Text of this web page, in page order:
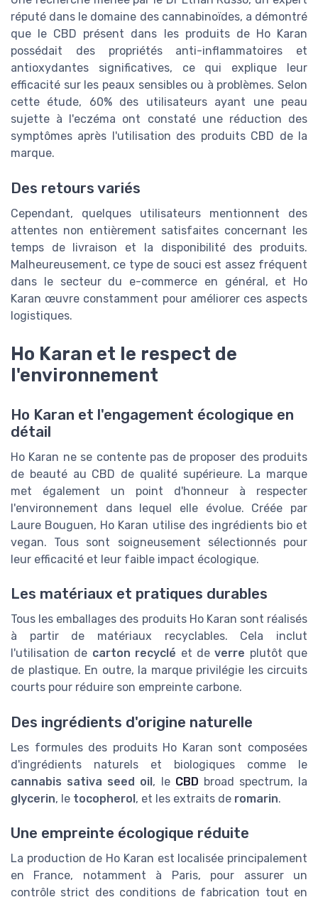
réputé dans le domaine des cannabinoïdes, a démontré
que le CBD présent dans les produits de Ho Karan
possédait des propriétés anti-inflammatoires et
antioxydantes significatives, ce qui explique leur
efficacité sur les peaux sensibles ou à problèmes. Selon
cette étude, 60% des utilisateurs ayant une peau
sujette à l'eczéma ont constaté une réduction des
symptômes après l'utilisation des produits CBD de la
marque.
Des retours variés
Cependant, quelques utilisateurs mentionnent des
attentes non entièrement satisfaites concernant les
temps de livraison et la disponibilité des produits.
Malheureusement, ce type de souci est assez fréquent
dans le secteur du e-commerce en général, et Ho
Karan œuvre constamment pour améliorer ces aspects
logistiques.
Ho Karan et le respect de
l'environnement
Ho Karan et l'engagement écologique en
détail
Ho Karan ne se contente pas de proposer des produits
de beauté au CBD de qualité supérieure. La marque
met également un point d'honneur à respecter
l'environnement dans lequel elle évolue. Créée par
Laure Bouguen, Ho Karan utilise des ingrédients bio et
vegan. Tous sont soigneusement sélectionnés pour
leur efficacité et leur faible impact écologique.
Les matériaux et pratiques durables
Tous les emballages des produits Ho Karan sont réalisés
à partir de matériaux recyclables. Cela inclut
l'utilisation de carton recyclé et deverre plutôt que
de plastique. En outre, la marque privilégie les circuits
courts pour réduire son empreinte carbone.
Des ingrédients d'origine naturelle
Les formules des produits Ho Karan sont composées
d'ingrédients naturels et biologiques comme le
cannabis sativa seed oil, le CBD broad spectrum, la
glycerin, le tocopherol, et les extraits de romarin.
Une empreinte écologique réduite
La production de Ho Karan est localisée principalement
en France, notamment à Paris, pour assurer un
contrôle strict des conditions de fabrication tout en